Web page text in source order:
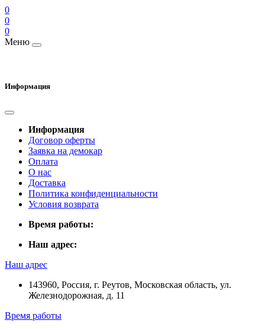
0
0
0
Меню
Информация
Информация
Договор оферты
Заявка на демокар
Оплата
О нас
Доставка
Политика конфиденциальности
Условия возврата
Время работы:
Наш адрес:
Наш адрес
143960, Россия, г. Реутов, Московская область, ул.
Железнодорожная, д. 11
Время работы